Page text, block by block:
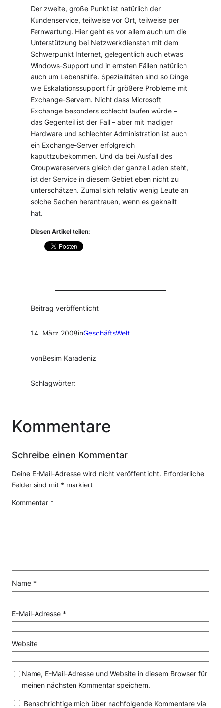
Der zweite, große Punkt ist natürlich der
Kundenservice, teilweise vor Ort, teilweise per
Fernwartung. Hier geht es vor allem auch um die
Unterstützung bei Netzwerkdiensten mit dem
Schwerpunkt Internet, gelegentlich auch etwas
Windows-Support und in ernsten Fällen natürlich
auch um Lebenshilfe. Spezialitäten sind so Dinge
wie Eskalationssupport für größere Probleme mit
Exchange-Servern. Nicht dass Microsoft
Exchange besonders schlecht laufen würde –
das Gegenteil ist der Fall – aber mit madiger
Hardware und schlechter Administration ist auch
ein Exchange-Server erfolgreich
kaputtzubekommen. Und da bei Ausfall des
Groupwareservers gleich der ganze Laden steht,
ist der Service in diesem Gebiet eben nicht zu
unterschätzen. Zumal sich relativ wenig Leute an
solche Sachen herantrauen, wenn es geknallt
hat.
Diesen Artikel teilen:
Beitrag veröffentlicht
14. März 2008inGeschäftsWelt
vonBesim Karadeniz
Schlagwörter:
Kommentare
Schreibe einen Kommentar
Deine E-Mail-Adresse wird nicht veröffentlicht. Erforderliche
Felder sind mit * markiert
Kommentar *
Name *
E-Mail-Adresse *
Website
Name, E-Mail-Adresse und Website in diesem Browser für
meinen nächsten Kommentar speichern.
Benachrichtige mich über nachfolgende Kommentare via